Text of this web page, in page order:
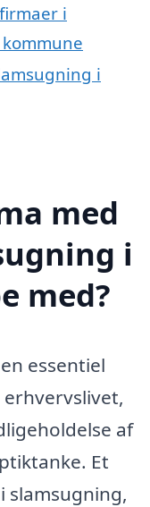
i
i
med
i
med?
essentiel
af
Et
slamsugning,